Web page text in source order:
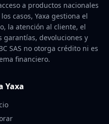
a productos nacionales
casos, Yaxa gestiona el
la atención al cliente, el
devoluciones y
SAS no otorga crédito ni es
financiero.
Yaxa